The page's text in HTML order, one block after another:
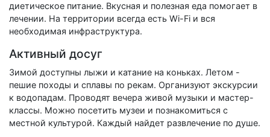
диетическое питание. Вкусная и полезная еда помогает в
лечении. На территории всегда есть Wi-Fi и вся
необходимая инфраструктура.
Активный досуг
Зимой доступны лыжи и катание на коньках. Летом -
пешие походы и сплавы по рекам. Организуют экскурсии
к водопадам. Проводят вечера живой музыки и мастер-
классы. Можно посетить музеи и познакомиться с
местной культурой. Каждый найдет развлечение по душе.